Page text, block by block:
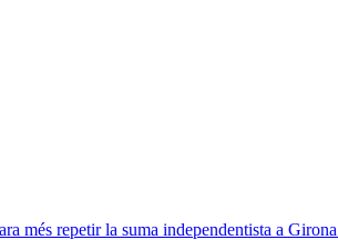
més repetir la suma independentista a Girona